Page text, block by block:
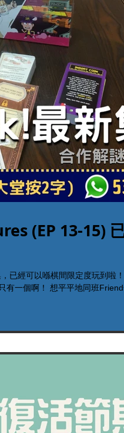
(EP 13-15)
間限定度玩到啦！ 今集除咗有愛麗絲夢
解下謎合作玩逃出